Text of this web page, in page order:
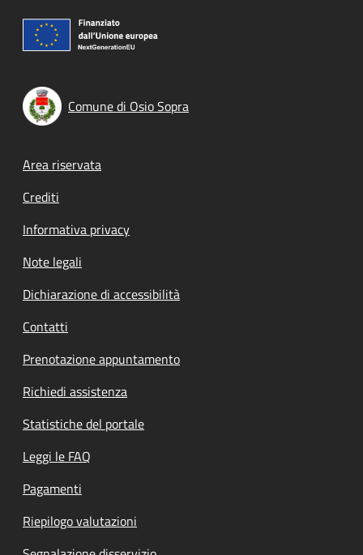
Comune di Osio Sopra
Footer menu
Area riservata
Crediti
Informativa privacy
Note legali
Dichiarazione di accessibilità
Contatti
Prenotazione appuntamento
Richiedi assistenza
Statistiche del portale
Leggi le FAQ
Pagamenti
Riepilogo valutazioni